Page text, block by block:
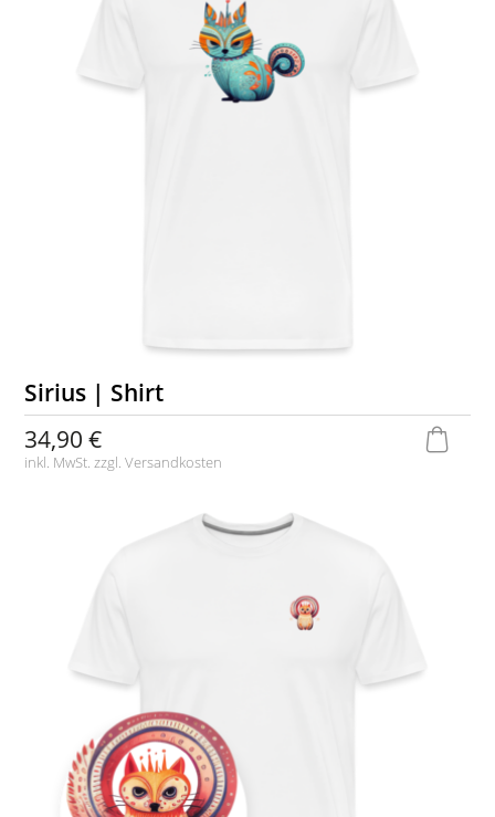
Sirius | Shirt
34,90 €
inkl. MwSt. zzgl.Versandkosten